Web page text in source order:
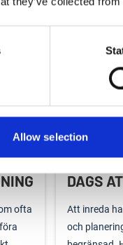
Allow selection
ofta
DAGS
Att inreda
och